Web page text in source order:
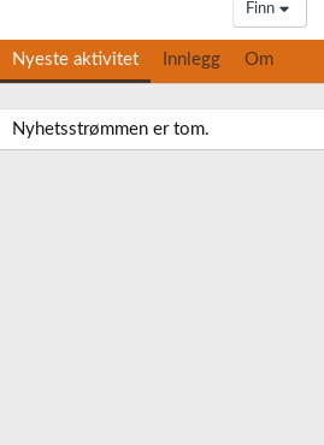
Finn
Nyeste aktivitet Innlegg Om
Nyhetsstrømmen er tom.